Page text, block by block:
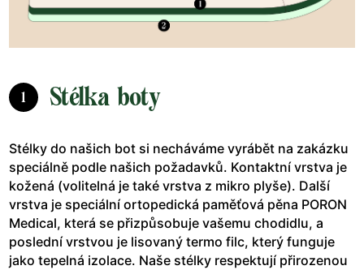
1 Stélka boty
Stélky do našich bot si necháváme vyrábět na zakázku
speciálně podle našich požadavků. Kontaktní vrstva je
kožená (volitelná je také vrstva z mikro plyše). Další
vrstva je speciální ortopedická paměťová pěna PORON
Medical, která se přizpůsobuje vašemu chodidlu, a
poslední vrstvou je lisovaný termo filc, který funguje
jako tepelná izolace. Naše stélky respektují přirozenou